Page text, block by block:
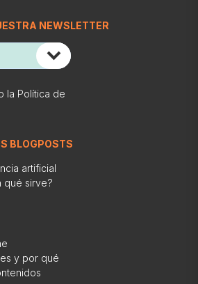
NEWSLETTER
la Política de
BLOGPOSTS
artificial
qué sirve?
y por qué